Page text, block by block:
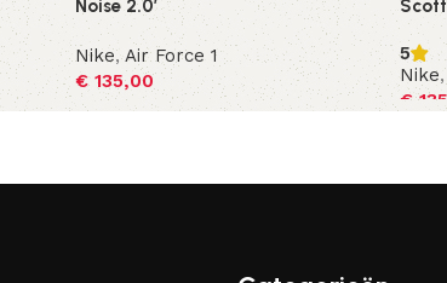
Noise 2.0’
Nike,Air Force 1
€135,00
Opties selecteren
5
Nike
€